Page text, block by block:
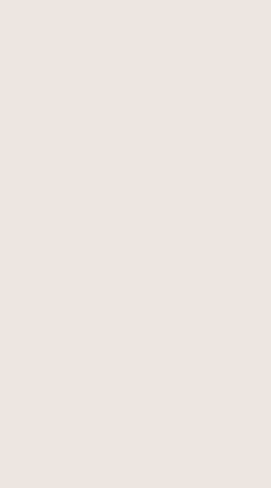
som jag älskar massor, jag
man kan!?
fröken en sak som gjorde mig